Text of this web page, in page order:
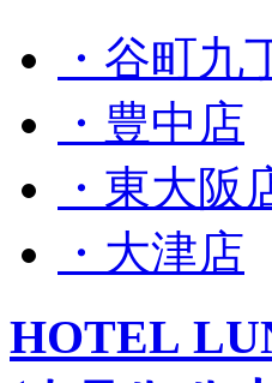
・谷町九
・豊中店
・東大阪
・大津店
HOTEL